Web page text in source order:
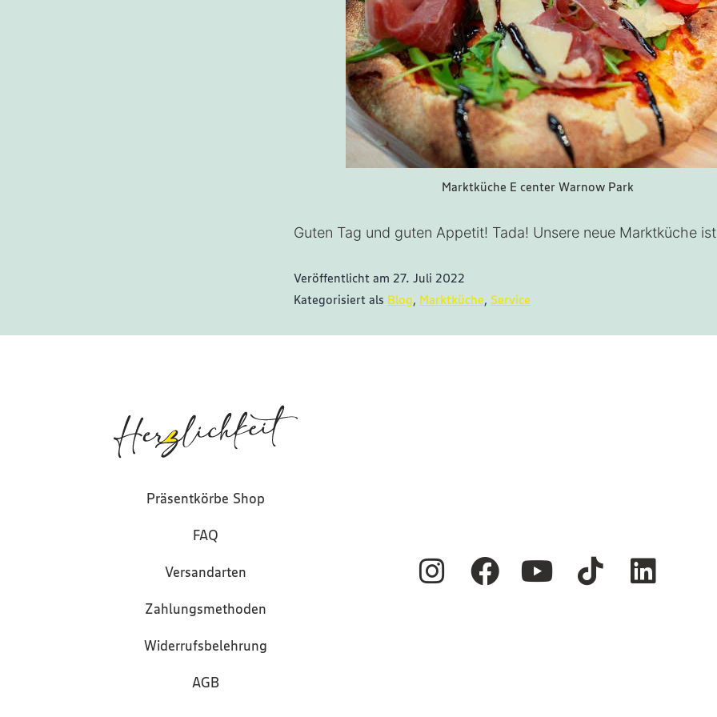
Marktküche E center Warnow Park
Guten Tag und guten Appetit! Tada! Unsere neue Marktküche
Veröffentlicht am 27. Juli 2022
Kategorisiert als Blog, Marktküche, Service
Präsentkörbe Shop
FAQ
Versandarten
Zahlungsmethoden
Widerrufsbelehrung
AGB